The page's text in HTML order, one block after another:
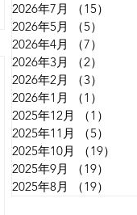
2026年7月
（15）
2026年5月
（5）
2026年4月
（7）
2026年3月
（2）
2026年2月
（3）
2026年1月
（1）
2025年12月
（1）
2025年11月
（5）
2025年10月
（19）
2025年9月
（19）
2025年8月
（19）